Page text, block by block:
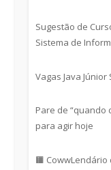
Sugestão de
Sistema de
Vagas Java Júnior
Pare de “quando
para agir hoje
🟧 CowwLendário